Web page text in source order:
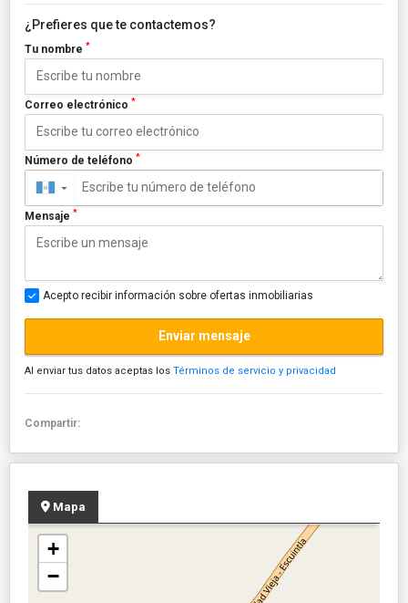
¿Prefieres que te contactemos?
Tu nombre *
Correo electrónico *
Número de teléfono *
▼
Mensaje *
Acepto recibir información sobre ofertas inmobiliarias
Enviar mensaje
Al enviar tus datos aceptas los Términos de servicio y privacidad
Compartir:
Mapa
+
−